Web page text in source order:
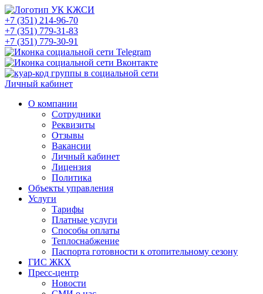
+7 (351) 214-96-70
+7 (351) 779-31-83
+7 (351) 779-30-91
Личный кабинет
О компании
Сотрудники
Реквизиты
Отзывы
Вакансии
Личный кабинет
Лицензия
Политика
Объекты управления
Услуги
Тарифы
Платные услуги
Способы оплаты
Теплоснабжение
Паспорта готовности к отопительному сезону
ГИС ЖКХ
Пресс-центр
Новости